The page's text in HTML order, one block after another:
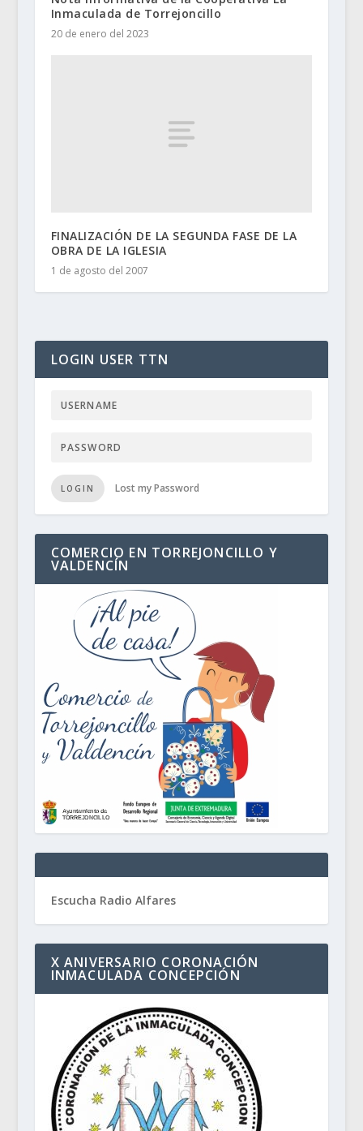
Inmaculada de Torrejoncillo
20 de enero del 2023
FINALIZACIÓN DE LA SEGUNDA FASE DE LA
OBRA DE LA IGLESIA
1 de agosto del 2007
LOGIN USER TTN
LOGIN Lost my Password
COMERCIO EN TORREJONCILLO Y
VALDENCÍN
Escucha Radio Alfares
X ANIVERSARIO CORONACIÓN
INMACULADA CONCEPCIÓN